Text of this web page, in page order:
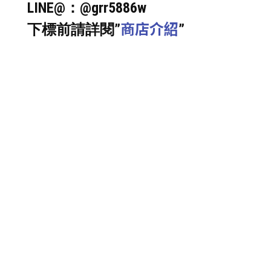
LINE@：@grr5886w
下標前請詳閱”商店介紹”